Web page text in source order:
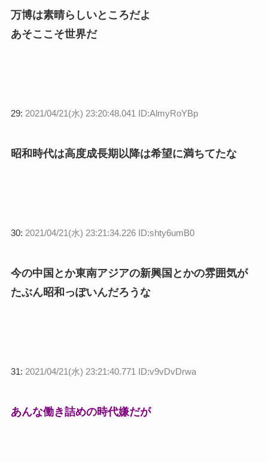
万博は素晴らしいところだよ
あそここそ世界だ
29: 2021/04/21(水) 23:20:48.041 ID:AlmyRoYBp
昭和時代は高度成長期以降は希望に満ちてたな
30: 2021/04/21(水) 23:21:34.226 ID:shty6umB0
今の中国とか東南アジアの新興国とかの雰囲気が
たぶん昭和っぽいんだろうな
31: 2021/04/21(水) 23:21:40.771 ID:v9vDvDrwa
あんな働き詰めの時代嫌だが